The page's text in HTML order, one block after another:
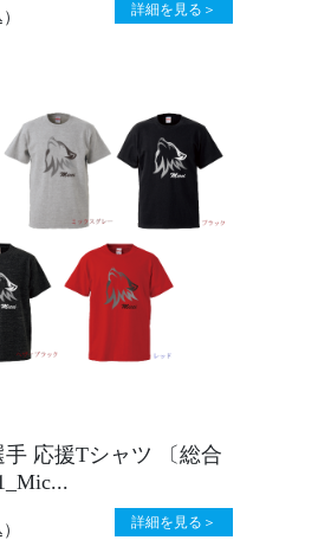
詳細を見る＞
応援Tシャツ 〔総合
詳細を見る＞